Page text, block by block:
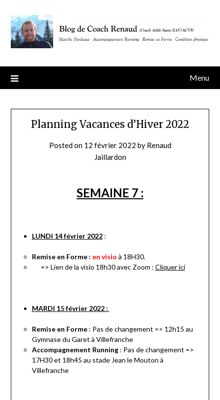
content
Menu
Planning Vacances d’Hiver 2022
Posted on 12 février 2022 by Renaud
Jaillardon
SEMAINE 7 :
LUNDI 14 février 2022:
Remise en Forme : en visio à 18H30.
=> Lien de la visio 18h30 avec Zoom : Cliquer ici
MARDI 15 février 2022 :
Remise en Forme: Pas de changement => 12h15 au
Gymnase du Garet à Villefranche
Accompagnement Running: Pas de changement =>
17H30 et 18h45 au stade Jean le Mouton à
Villefranche